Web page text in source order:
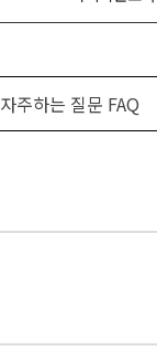
자주하는 질문 FAQ